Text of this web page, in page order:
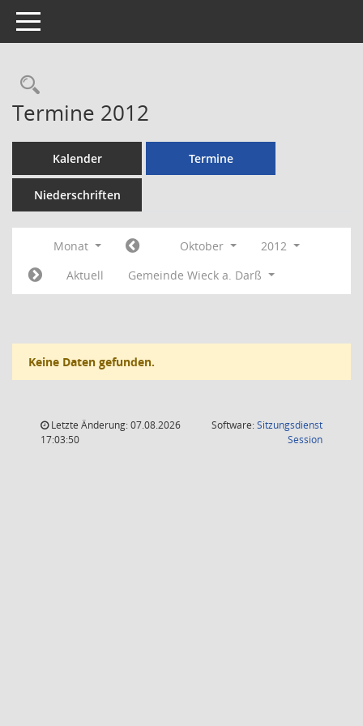
Toggle navigation
Rechercheauswahl
Termine 2012
Kalender Termine
Niederschriften
Monat Oktober
2012
Aktuell
Gemeinde Wieck a. Darß
Keine Daten gefunden.
Letzte Änderung: 07.08.2026
17:03:50
Software:Sitzungsdienst
Session(Wird in